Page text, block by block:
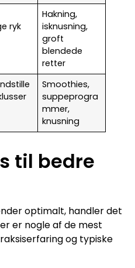
ryk
Hakning,
isknusning,
groft
blendede
retter
Smoothies,
suppeprogra
mmer,
knusning
til bedre
optimalt, handler det
er nogle af de mest
og typiske